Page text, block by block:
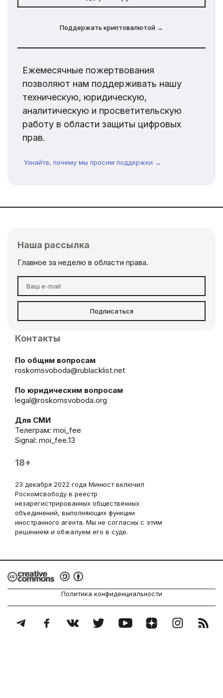
Поддержать криптовалютой →
Ежемесячные пожертвования
позволяют нам поддерживать нашу
техническую, юридическую,
аналитическую и просветительскую
работу в области защиты цифровых
прав.
Узнайте, почему мы просим поддержки →
Наша рассылка
Главное за неделю в области права.
Подписаться
Контакты
По общим вопросам
roskomsvoboda@rublacklist.net
По юридическим вопросам
legal@roskomsvoboda.org
Для СМИ
Телеграм: moi_fee
Signal: moi_fee.13
18+
23 декабря 2022 года Минюст включил
Роскомсвободу в реестр
незарегистрированных общественных
объединений, выполняющих функции
иностранного агента. Мы не согласны с этим
решением и обжалуем его в суде.
Политика конфиденциальности